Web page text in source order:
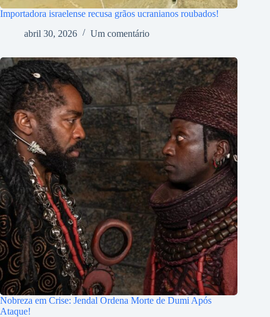
Importadora israelense recusa grãos ucranianos roubados!
abril 30, 2026
Um comentário
Nobreza em Crise: Jendal Ordena Morte de Dumi Após
Ataque!